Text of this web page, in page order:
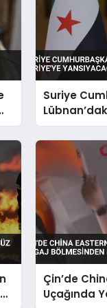
Suriye
Çin’de
Uçağında